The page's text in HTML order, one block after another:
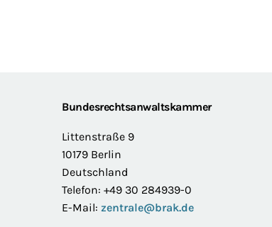
FooterBundesrechtsanwaltskammer
Littenstraße 9
10179 Berlin
Deutschland
Telefon: +49 30 284939-0
E-Mail: zentrale@brak.de